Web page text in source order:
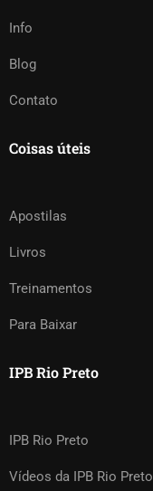
Info
Blog
Contato
Coisas úteis
Apostilas
Livros
Treinamentos
Para Baixar
IPB Rio Preto
IPB Rio Preto
Vídeos da IPB Rio Preto